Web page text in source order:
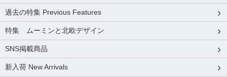
過去の特集 Previous Features
特集 ムーミンと北欧デザイン
SNS掲載商品
新入荷 New Arrivals